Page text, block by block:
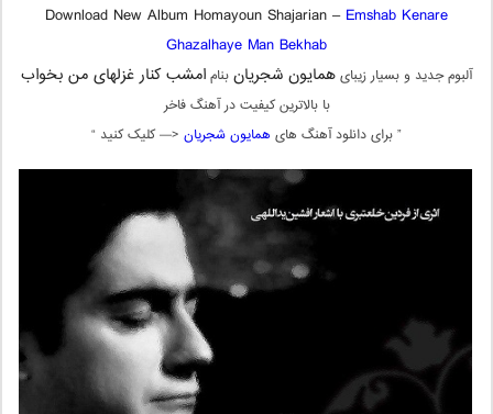
Download New Album Homayoun Shajarian – Emshab Kenare
Ghazalhaye Man Bekhab
آلبوم جدید و بسیار زیبایهمایون شجریانبنامامشب کنار غزلهای من بخواب
با بالاترین کیفیت در آهنگ فاخر
” برای دانلود آهنگ های همایون شجریان <— کلیک کنید “